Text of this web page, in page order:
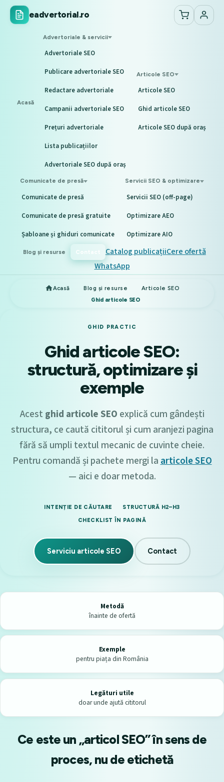
eadvertorial.ro
Acasă
Advertoriale & servicii
Advertoriale SEO
Publicare advertoriale SEO
Redactare advertoriale
Campanii advertoriale SEO
Prețuri advertoriale
Lista publicațiilor
Advertoriale SEO după oraș
Articole SEO
Articole SEO
Ghid articole SEO
Articole SEO după oraș
Comunicate de presă
Comunicate de presă
Comunicate de presă gratuite
Șabloane și ghiduri comunicate
Servicii SEO & optimizare
Servicii SEO (off-page)
Optimizare AEO
Optimizare AIO
Blog și resurse Contact Catalog publicațiiCere ofertă
WhatsApp
Acasă Blog și resurse
Articole SEO
Ghid articole SEO
GHID PRACTIC
Ghid articole SEO:
structură, optimizare și
exemple
Acest ghid articole SEO explică cum gândești
structura, ce caută cititorul și cum aranjezi pagina
fără să umpli textul mecanic de cuvinte cheie.
Pentru comandă și pachete mergi laarticole SEO
— aici e doar metoda.
INTENȚIE DE CĂUTARE STRUCTURĂ H2–H3
CHECKLIST ÎN PAGINĂ
Serviciu articole SEO Contact
Metodă
înainte de ofertă
Exemple
pentru piața din România
Legături utile
doar unde ajută cititorul
Ce este un „articol SEO” în sens de
proces, nu de etichetă